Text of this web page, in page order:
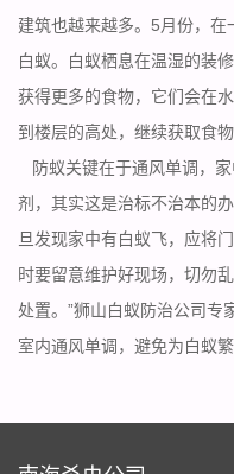
建筑也越来越多。5月份，
白蚁。白蚁栖息在温湿的装
获得更多的食物，它们会在
到楼层的高处，继续获取食物
防蚁关键在于通风单调，
剂 ，其实这是治标不治本的
旦发现家中有白蚁飞，应将
时要留意维护好现场，切勿
处置。”狮山白蚁防治公司专
室内通风单调，避免为白蚁